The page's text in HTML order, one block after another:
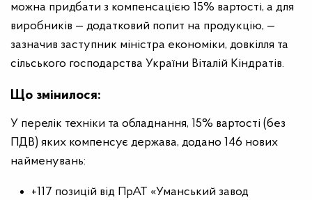
можна придбати з компенсацією 15% вартості, а для
виробників — додатковий попит на продукцію, —
зазначив заступник міністра економіки, довкілля та
сільського господарства України Віталій Кіндратів.
Що змінилося:
У перелік техніки та обладнання, 15% вартості (без
ПДВ) яких компенсує держава, додано 146 нових
найменувань:
+117 позицій від ПрАТ «Уманський завод